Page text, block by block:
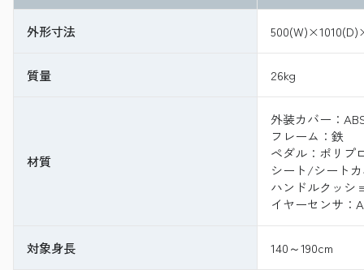
外形寸法
質量 26kg
材質
外装カバー：
フレーム：鉄
ペダル：ポリプ
シート/シート
ハンドルクッシ
イヤーセンサ：
対象身長 140～190cm